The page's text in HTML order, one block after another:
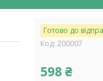
Готово до
Код: 200007
598 ₴